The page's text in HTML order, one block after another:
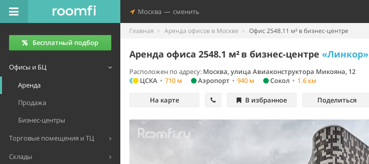
Москва — сменить
Бесплатный подбор
Офисы и БЦ
Аренда
Продажа
Бизнес-центры
Торговые помещения и ТЦ
Склады
Главная Аренда офисов в Москве Офис 2548.11 м² в бизнес-центре
Аренда офиса 2548.1 м²в бизнес-центре «Линкор»
Расположен по адресу: Москва, улица Авиаконструктора Микояна, 12
ЦСКА • 710 м Аэропорт • 940 м Сокол • 1.6 км
На карте В избранное Поделиться